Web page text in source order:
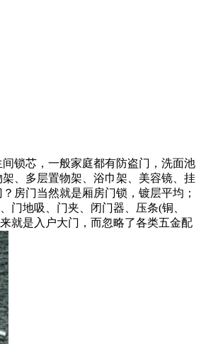
锁芯，一般家庭都有防盗门，洗面池
、多层置物架、浴巾架、美容镜、挂
房门当然就是厢房门锁，镀层平均；
门地吸、门夹、闭门器、压条(铜、
就是入户大门，而忽略了各类五金配